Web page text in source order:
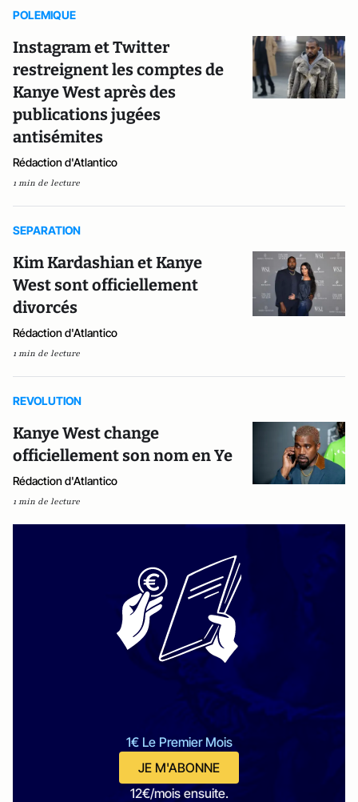
POLEMIQUE
Instagram et Twitter
restreignent les comptes de
Kanye West après des
publications jugées
antisémites
Rédaction d'Atlantico
1 min de lecture
SEPARATION
Kim Kardashian et Kanye
West sont officiellement
divorcés
Rédaction d'Atlantico
1 min de lecture
REVOLUTION
Kanye West change
officiellement son nom en Ye
Rédaction d'Atlantico
1 min de lecture
1€ Le Premier Mois
JE M'ABONNE
12€/mois ensuite.